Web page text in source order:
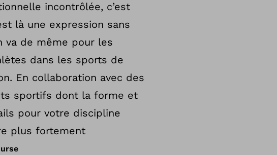
incontrôlée, c’est
là une expression sans
va de même pour les
dans les sports de
En collaboration avec des
sportifs dont la forme et
pour votre discipline
plus fortement